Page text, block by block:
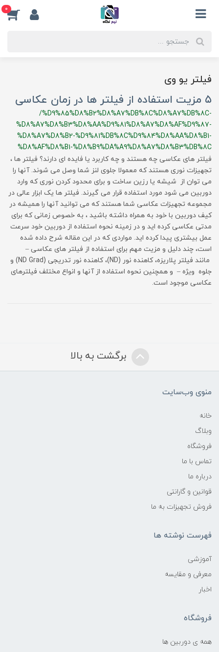
0
فیلتر یو وی
۵ مزیت استفاده از فیلتر ها در زمان عکاسی
/%D9%85%D8%B2%D8%A7%DB%8C%D8%A7%DB%8C-
%D8%A7%D8%B3%D8%AA%D9%81%D8%A7%D8%AF%D9%87-
%D8%A7%D8%B2-%D9%81%DB%8C%D9%84%D8%AA%D8%B1-
%D8%AF%D8%B1-%D8%B9%DA%A9%D8%A7%D8%B3%DB%8C
فیلتر های عکاسی چه هستند و چه کاربرد یا فایده ای دارند؟ فیلتر ها ،
تجهیزات نوری هستند که معمولا جلوی لنز شما وصل می شوند. آنها را
می توان از شیشه یا رزین ساخت و برای محدود کردن نوری که وارد
دوربین می شود مورد استفاده قرار می گیرند. فیلتر ها یک ابزار عالی در
مجموعه تجهیزات عکاسی شما هستند که می توانید آنها را همیشه در
کیف دوربین با خود به همراه داشته باشید ، به خصوص زمانی که برای
مدتی عکاسی کرده اید و در زمینه نحوه استفاده از دوربین خود سرعت
عمل بیشتری پیدا کرده اید. مواردی که در این مقاله شرح داده شده
است، چند دلیل و مزیت مهم برای استفاده از فیلتر های عکاسی –
مانند فیلتر پلاریزه، کاهنده نور (ND)، کاهنده نور تدریجی (ND Grad) و
جلوه ویژه – و همچنین نحوه استفاده از آنها و انواع مختلف فیلترهای
عکاسی موجود است.
برگشت به بالا
منوی وب‌سایت
خانه
وبلاگ
فروشگاه
تماس با ما
درباره ما
قوانین و گارانتی
فروش تجهیزات به ما
فهرست نوشته ها
آموزشی
معرفی و مقایسه
اخبار
فروشگاه
همه ی دوربین ها